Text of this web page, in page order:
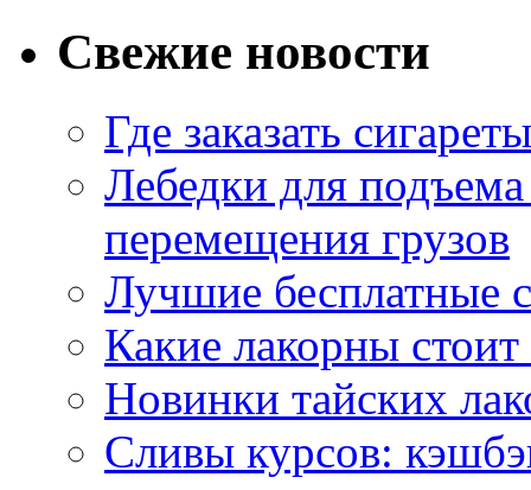
Свежие новости
Где заказать
Лебедки для
перемещения грузов
Лучшие бесплатные
Какие лакорны стоит
Новинки тайских
Сливы курсов: